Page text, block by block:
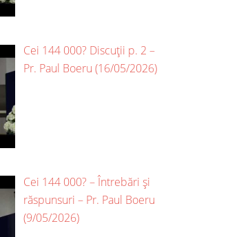
Cei 144 000? Discuții p. 2 –
Pr. Paul Boeru (16/05/2026)
Cei 144 000? – Întrebări și
răspunsuri – Pr. Paul Boeru
(9/05/2026)